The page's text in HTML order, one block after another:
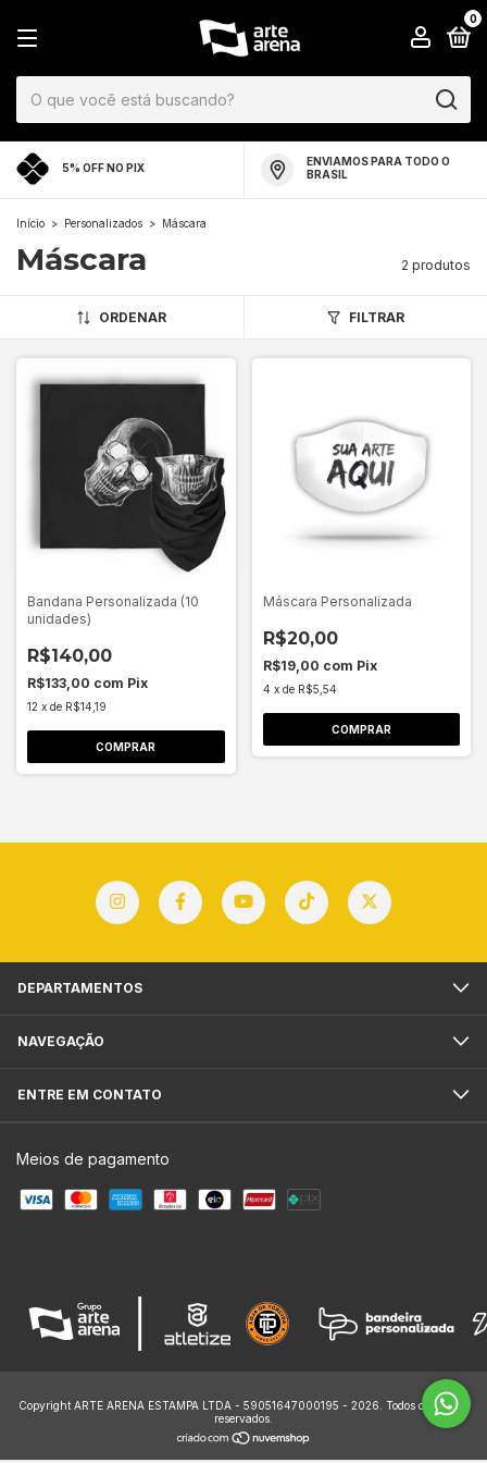
0
5% OFF NO PIX
ENVIAMOS PARA TODO O
BRASIL
Início > Personalizados > Máscara
Máscara 2 produtos
ORDENAR FILTRAR
Bandana Personalizada (10
unidades)
R$140,00
R$133,00 com Pix
12 x de R$14,19
Máscara Personalizada
R$20,00
R$19,00 com Pix
4 x de R$5,54
DEPARTAMENTOS
NAVEGAÇÃO
ENTRE EM CONTATO
Meios de pagamento
Copyright ARTE ARENA ESTAMPA LTDA - 59051647000195 - 2026. Todos os direitos
reservados.